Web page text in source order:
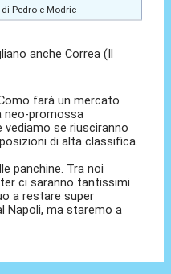
Pedro e Modric
anche Correa (Il
farà un mercato
neo-promossa
vediamo se riusciranno
di alta classifica.
panchine. Tra noi
ci saranno tantissimi
a restare super
Napoli, ma staremo a